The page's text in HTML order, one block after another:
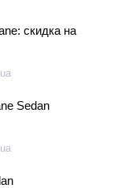
скидка на
Sedan